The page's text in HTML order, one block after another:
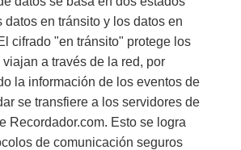
datos en tránsito y los datos en
cifrado "en tránsito" protege los
a través de la red, por
la información de los eventos de
se transfiere a los servidores de
Recordador.com. Esto se logra
de comunicación seguros